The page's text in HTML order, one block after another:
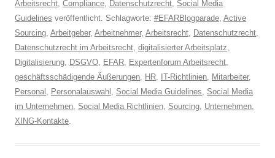
Arbeitsrecht, Compliance, Datenschutzrecht, Social Media
Guidelines veröffentlicht. Schlagworte: #EFARBlogparade, Active
Sourcing, Arbeitgeber, Arbeitnehmer, Arbeitsrecht, Datenschutzrecht,
Datenschutzrecht im Arbeitsrecht, digitalisierter Arbeitsplatz,
Digitalisierung, DSGVO, EFAR, Expertenforum Arbeitsrecht,
geschäftsschädigende Äußerungen, HR, IT-Richtlinien, Mitarbeiter,
Personal , Personalauswahl , Social Media Guidelines, Social Media
im Unternehmen, Social Media Richtlinien, Sourcing, Unternehmen,
XING-Kontakte.